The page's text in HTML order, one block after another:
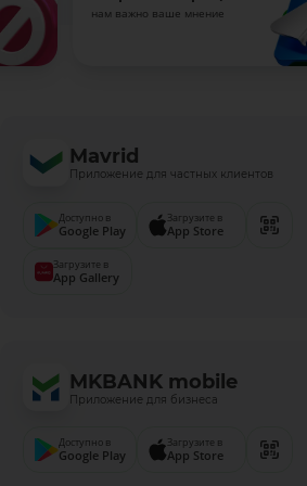
нам важно ваше мнение
Mavrid
Приложение для частных клиентов
Доступно в
Google Play
Загрузите в
App Store
Загрузите в
App Gallery
MKBANK mobile
Приложение для бизнеса
Доступно в
Google Play
Загрузите в
App Store